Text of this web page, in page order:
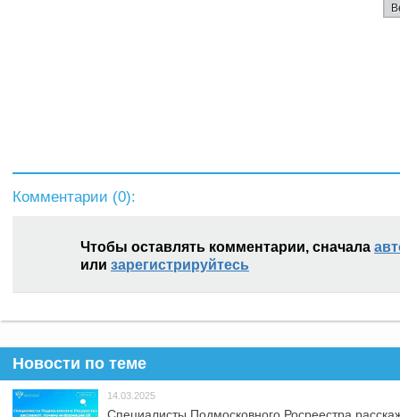
Комментарии (0):
Чтобы оставлять комментарии, сначала
или зарегистрируйтесь
Новости по теме
14.03.2025